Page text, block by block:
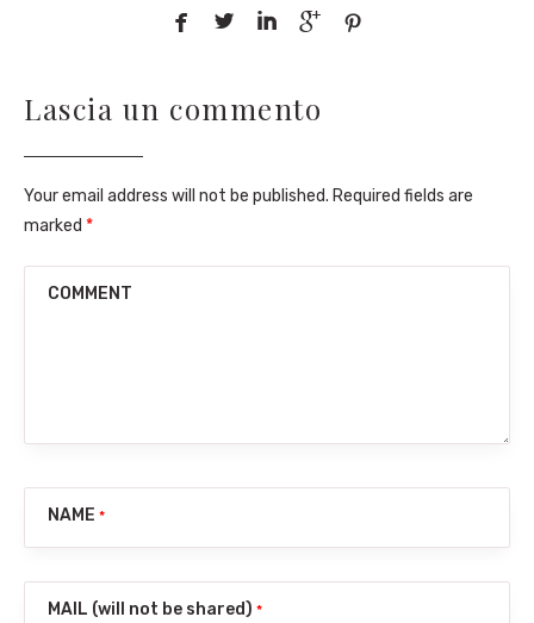
    
Lascia un commento
Your email address will not be published. Required fields are
marked *
COMMENT
NAME *
MAIL (will not be shared) *